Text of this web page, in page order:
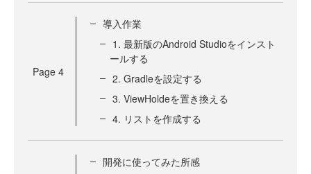
Page 4
導入作業
1. 最新版のAndroid Studioをインスト
ールする
2. Gradleを設定する
3. ViewHoldeを置き換える
4. リストを作成する
開発に使ってみた所感